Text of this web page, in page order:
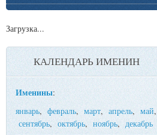
Загрузка...
КАЛЕНДАРЬ ИМЕНИН
Именины:
январь, февраль, март, апрель,май,
сентябрь,октябрь, ноябрь,декабрь